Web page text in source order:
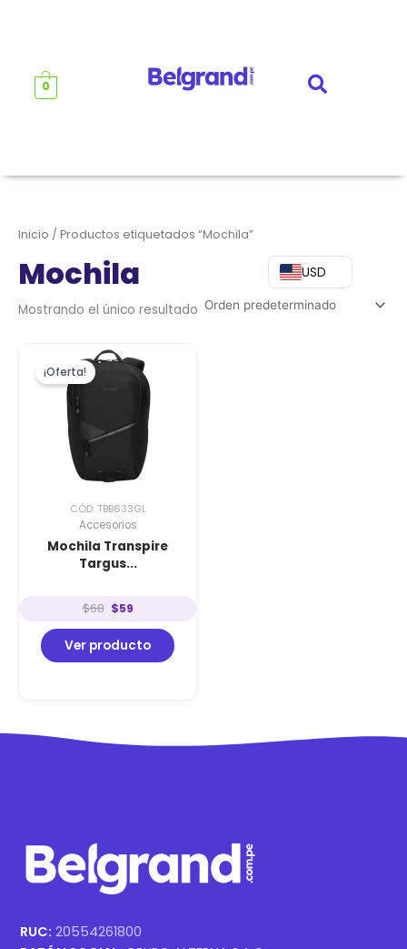
0
USD
Inicio / Productos etiquetados “Mochila”
Mochila
Mostrando el único resultado
CÓD: TBB633GL
¡Oferta!
Accesorios
Mochila Transpire
Targus...
$68
El
precio
original
era:
$59
precio
actual
es:
$59.
Ver producto
RUC: 20554261800